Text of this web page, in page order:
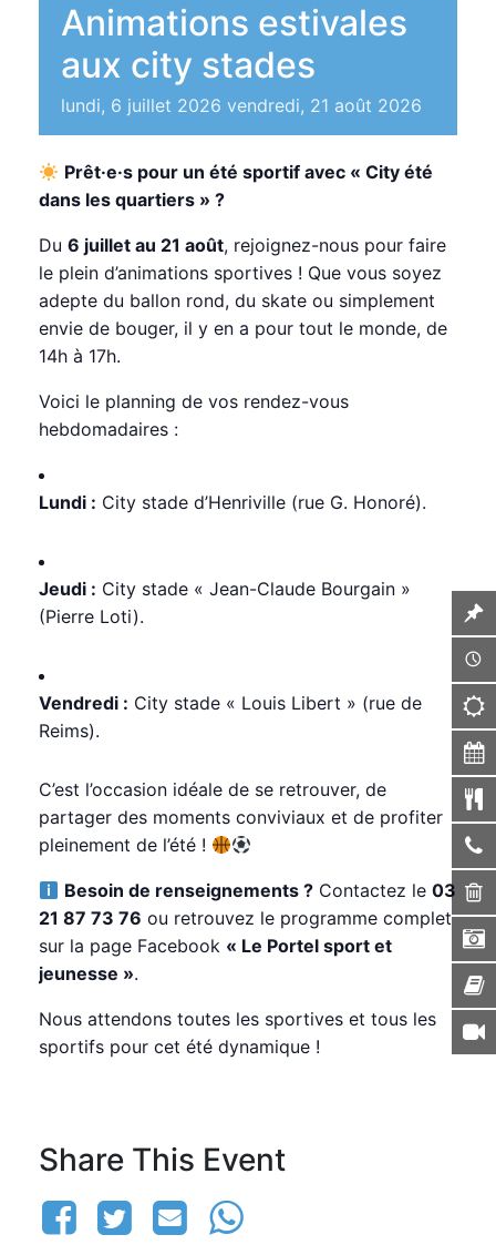
Animations estivales
aux city stades
lundi, 6 juillet 2026 vendredi, 21 août 2026
Prêt·e·s pour un été sportif avec « City été
dans les quartiers » ?
Du 6 juillet au 21 août, rejoignez-nous pour faire
le plein d’animations sportives ! Que vous soyez
adepte du ballon rond, du skate ou simplement
envie de bouger, il y en a pour tout le monde, de
14h à 17h.
Voici le planning de vos rendez-vous
hebdomadaires :
Lundi : City stade d’Henriville (rue G. Honoré).
Jeudi : City stade « Jean-Claude Bourgain »
(Pierre Loti).
Vendredi : City stade « Louis Libert » (rue de
Reims).
C’est l’occasion idéale de se retrouver, de
partager des moments conviviaux et de profiter
pleinement de l’été !
Besoin de renseignements ? Contactez le03
21 87 73 76 ou retrouvez le programme complet
sur la page Facebook « Le Portel sport et
jeunesse ».
Nous attendons toutes les sportives et tous les
sportifs pour cet été dynamique !
Share This Event